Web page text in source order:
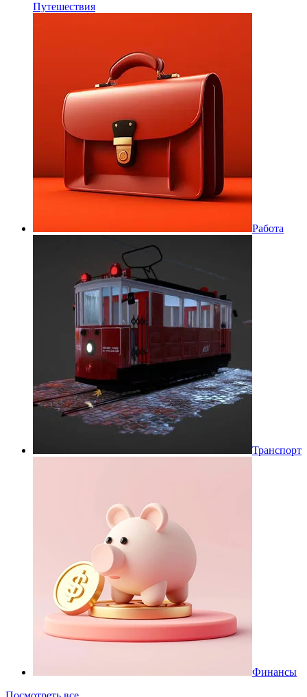
Путешествия
Работа
Транспорт
Финансы